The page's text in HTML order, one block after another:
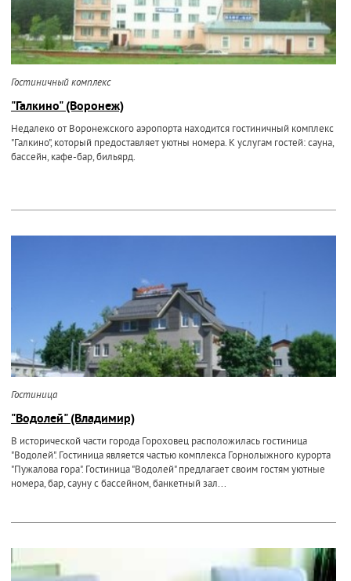
Гостиничный комплекс
"Галкино" (Воронеж)
Недалеко от Воронежского аэропорта находится гостиничный комплекс
"Галкино", который предоставляет уютны номера. К услугам гостей: сауна,
бассейн, кафе-бар, бильярд.
Гостиница
"Водолей" (Владимир)
В исторической части города Гороховец расположилась гостиница
"Водолей". Гостиница является частью комплекса Горнолыжного курорта
"Пужалова гора". Гостиница "Водолей" предлагает своим гостям уютные
номера, бар, сауну с бассейном, банкетный зал...